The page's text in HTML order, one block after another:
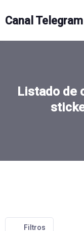
toCanal Telegram
Listado de
Filtros